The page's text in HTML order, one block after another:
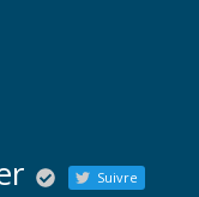
Suivre